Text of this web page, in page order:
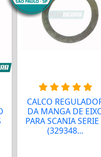
CALCO
DA MANGA DE
PARA SCANIA
(329348...